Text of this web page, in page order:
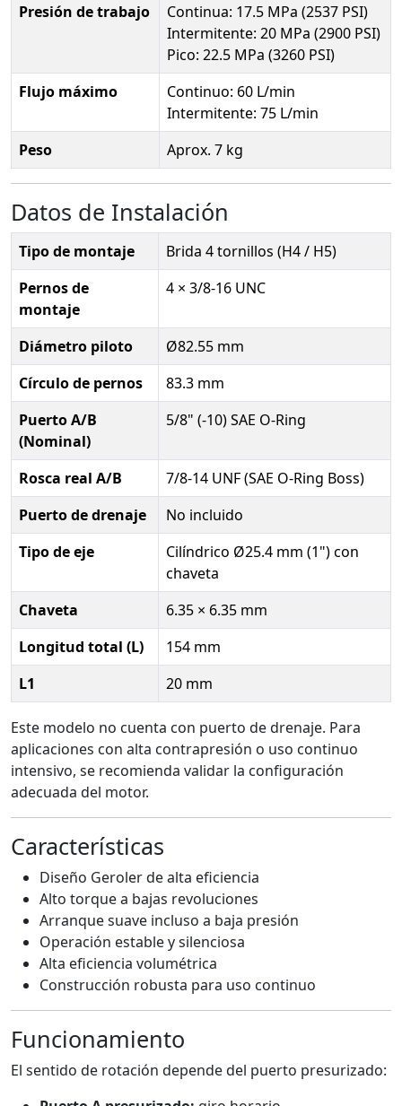
Presión de trabajo
Continua: 17.5 MPa (2537 PSI)
Intermitente: 20 MPa (2900 PSI)
Pico: 22.5 MPa (3260 PSI)
Flujo máximo
Continuo: 60 L/min
Intermitente: 75 L/min
Peso
Aprox. 7 kg
Datos de Instalación
Tipo de montaje
Brida 4 tornillos (H4 / H5)
Pernos de
montaje
4 × 3/8-16 UNC
Diámetro piloto
Ø82.55 mm
Círculo de pernos
83.3 mm
Puerto A/B
(Nominal)
5/8" (-10) SAE O-Ring
Rosca real A/B
7/8-14 UNF (SAE O-Ring Boss)
Puerto de drenaje
No incluido
Tipo de eje
Cilíndrico Ø25.4 mm (1") con
chaveta
Chaveta
6.35 × 6.35 mm
Longitud total (L)
154 mm
L1
20 mm
Este modelo no cuenta con puerto de drenaje. Para
aplicaciones con alta contrapresión o uso continuo
intensivo, se recomienda validar la configuración
adecuada del motor.
Características
Diseño Geroler de alta eficiencia
Alto torque a bajas revoluciones
Arranque suave incluso a baja presión
Operación estable y silenciosa
Alta eficiencia volumétrica
Construcción robusta para uso continuo
Funcionamiento
El sentido de rotación depende del puerto presurizado: